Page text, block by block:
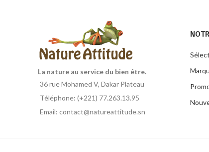
La nature au service du bien être.
36 rue Mohamed V, Dakar Plateau
Téléphone: (+221) 77.263.13.95
Email: contact@natureattitude.sn